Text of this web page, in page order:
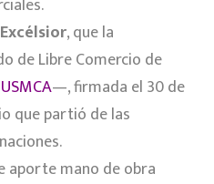
Excélsior, que la
de Libre Comercio de
USMCA—, firmada el 30 de
que partió de las
aporte mano de obra